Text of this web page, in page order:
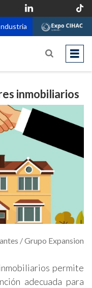
inmobiliarios
/ Grupo Expansion
permite
adecuada para